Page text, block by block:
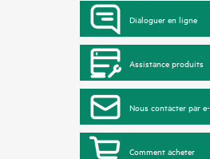
Dialoguer en ligne
Assistance produits
Nous contacter par
Comment acheter